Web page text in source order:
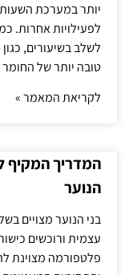
יותר במערכת
לפעילויות אחרות.
לשלב בשיעורים,
טובה יותר של
לקריאת המאמר »
המדריך המקיף
הנוער
בני הנוער מצויים
עצמית ורוכשים
פלטפורמה מצוינת